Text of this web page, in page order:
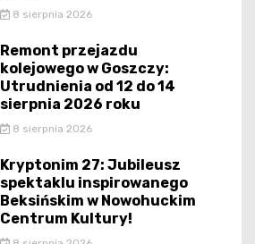
8 sierpnia 2026
Remont przejazdu
kolejowego w Goszczy:
Utrudnienia od 12 do 14
sierpnia 2026 roku
8 sierpnia 2026
Kryptonim 27: Jubileusz
spektaklu inspirowanego
Beksińskim w Nowohuckim
Centrum Kultury!